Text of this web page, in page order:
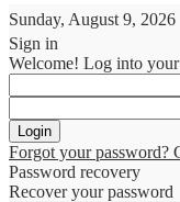
Sunday, August 9, 2026
Sign in
Welcome! Log into
Forgot your password?
Password recovery
Recover your password